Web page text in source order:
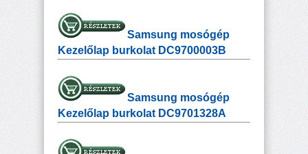
Samsung mosógép
Kezelőlap burkolat DC9700003B
Samsung mosógép
Kezelőlap burkolat DC9701328A